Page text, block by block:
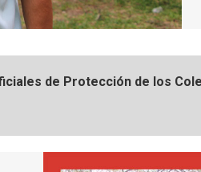
de Protección de los